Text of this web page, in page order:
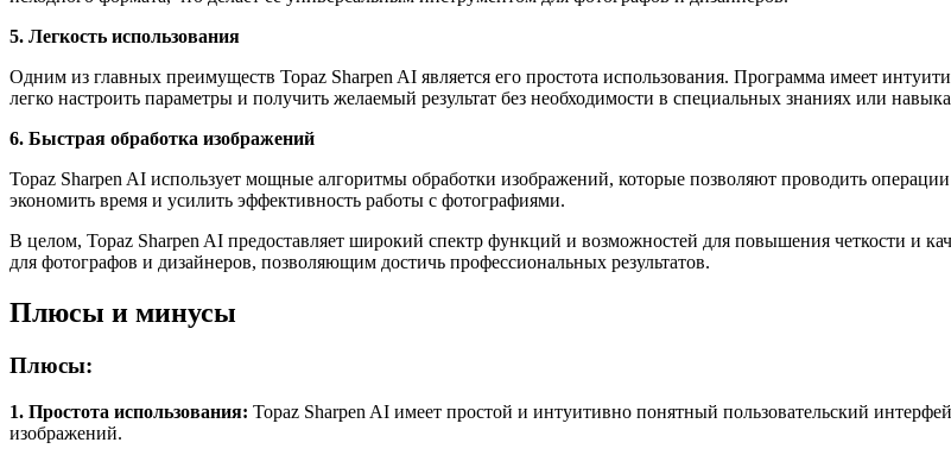
5. Легкость использования
Одним из главных преимуществ Topaz Sharpen AI является его простота использования. Программа имеет
легко настроить параметры и получить желаемый результат без необходимости в специальных знаниях или
6. Быстрая обработка изображений
Topaz Sharpen AI использует мощные алгоритмы обработки изображений, которые позволяют проводить
экономить время и усилить эффективность работы с фотографиями.
В целом, Topaz Sharpen AI предоставляет широкий спектр функций и возможностей для повышения четкости и
для фотографов и дизайнеров, позволяющим достичь профессиональных результатов.
Плюсы и минусы
Плюсы:
1. Простота использования: Topaz Sharpen AI имеет простой и интуитивно понятный пользовательский
изображений.